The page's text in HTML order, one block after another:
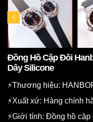
Đồng Hồ Cặp Đôi
Dây Silicone
⚡️Thương hiệu:
⚡️Xuất xứ: Hàng chính
⚡️Giới tính: Đồng hồ cặp